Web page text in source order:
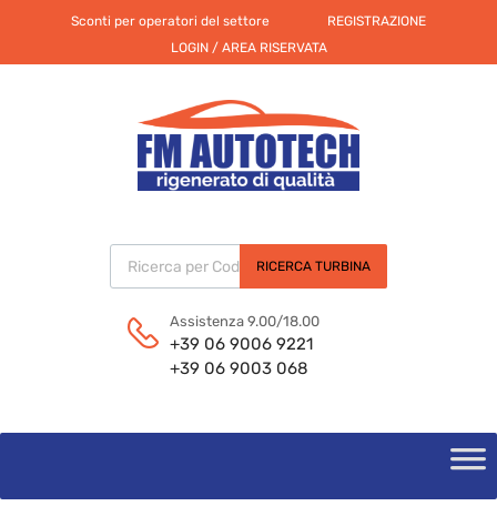
Sconti per operatori del settore
REGISTRAZIONE
LOGIN / AREA RISERVATA
Products search
RICERCA TURBINA
Assistenza 9.00/18.00
+39 06 9006 9221
+39 06 9003 068
content